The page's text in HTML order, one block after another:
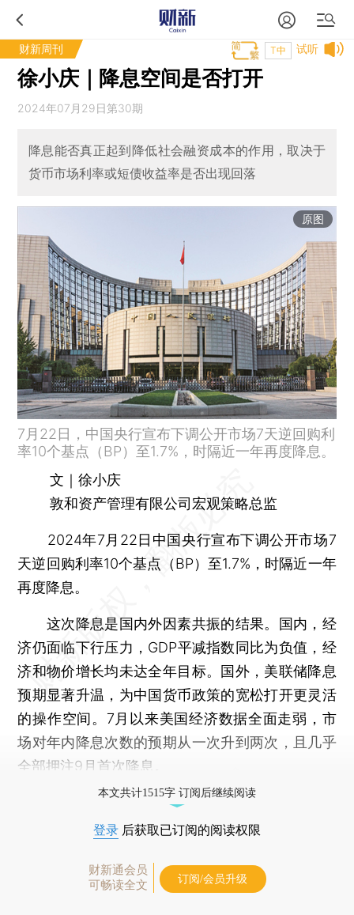
财新周刊 试听
T中
徐小庆｜降息空间是否打开
2024年07月29日第30期
降息能否真正起到降低社会融资成本的作用，取决于
货币市场利率或短债收益率是否出现回落
原图
7月22日，中国央行宣布下调公开市场7天逆回购利
率10个基点（BP）至1.7%，时隔近一年再度降息。
文｜徐小庆
敦和资产管理有限公司宏观策略总监
2024年7月22日中国央行宣布下调公开市场7
天逆回购利率10个基点（BP）至1.7%，时隔近一年
再度降息。
这次降息是国内外因素共振的结果。国内，经
济仍面临下行压力，GDP平减指数同比为负值，经
济和物价增长均未达全年目标。国外，美联储降息
预期显著升温，为中国货币政策的宽松打开更灵活
的操作空间。7月以来美国经济数据全面走弱，市
场对年内降息次数的预期从一次升到两次，且几乎
全部押注9月首次降息。
本文共计1515字 订阅后继续阅读
登录 后获取已订阅的阅读权限
财新通会员
可畅读全文
订阅/会员升级